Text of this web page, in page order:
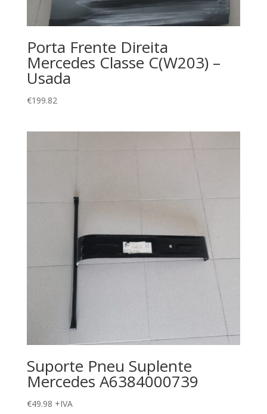
Porta Frente Direita
Mercedes Classe C(W203) –
Usada
€199.82
Suporte Pneu Suplente
Mercedes A6384000739
€49.98 +IVA